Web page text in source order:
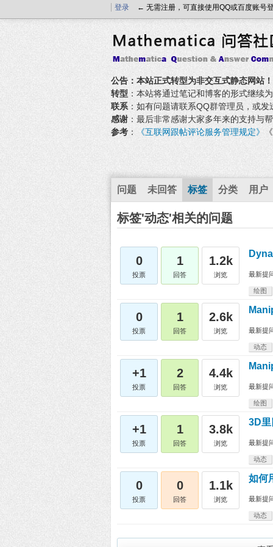
登录 ← 无需注册，可直接使用QQ或百度账号
公告：本站正式转型为非交互式静态网站！
转型 ：本站将通过笔记和博客的形式继续
联系 ：如有问题请联系QQ群管理员，或
感谢 ：最后非常感谢大家多年来的支持与
参考 ： 《互联网跟帖评论服务管理规定》
问题 未回答 标签 分类 用户
标签'动态'相关的问题
0
投票
1
回答
1.2k
浏览 最新提
绘图
0
投票
1
回答
2.6k
浏览 最新提
动态
+1
投票
2
回答
4.4k
浏览 最新提
绘图
+1
投票
1
回答
3.8k
浏览
3D里
最新提
动态
0
投票
0
回答
1.1k
浏览
如何
最新提
动态